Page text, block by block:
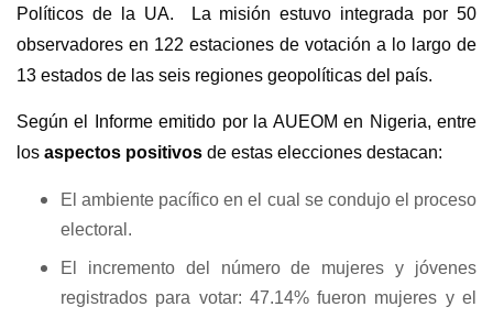
Políticos de la UA. La misión estuvo integrada por 50
observadores en 122 estaciones de votación a lo largo de
13 estados de las seis regiones geopolíticas del país.
Según el Informe emitido por la AUEOM en Nigeria, entre
los aspectos positivos de estas elecciones destacan:
El ambiente pacífico en el cual se condujo el proceso
electoral.
El incremento del número de mujeres y jóvenes
registrados para votar: 47.14% fueron mujeres y el